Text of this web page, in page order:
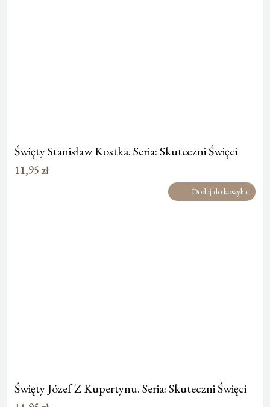
Święty Stanisław Kostka. Seria: Skuteczni Święci
11,95 zł
Dodaj do koszyka
Święty Józef Z Kupertynu. Seria: Skuteczni Święci